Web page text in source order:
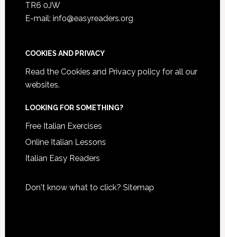
TR6 0JW
E-mail: info@easyreaders.org
COOKIES AND PRIVACY
Read the Cookies and Privacy policyfor all our
websites.
LOOKING FOR SOMETHING?
Free Italian Exercises
Online Italian Lessons
Italian Easy Readers
Don't know what to click? Sitemap